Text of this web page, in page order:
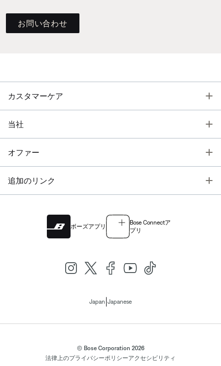
お問い合わせ
カスタマーケア
当社
オファー
追加のリンク
ボーズアプリ
Bose Connectア
プリ
Japan Japanese
© Bose Corporation 2026
法律上のプライバシーポリシーアクセシビリティ